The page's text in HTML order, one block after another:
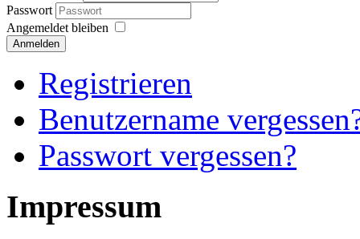
Passwort
Angemeldet bleiben
Anmelden
Registrieren
Benutzername
Passwort vergessen?
Impressum